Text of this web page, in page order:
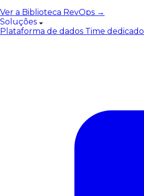
Ver a Biblioteca RevOps →
Soluções
Plataforma de dados Time dedicado